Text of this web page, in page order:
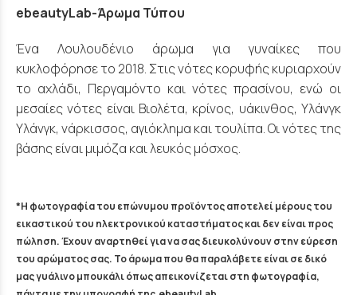
ebeautyLab-Άρωμα Τύπου
Ένα Λουλουδένιο άρωμα για γυναίκες που
κυκλοφόρησε το 2018. Στις νότες κορυφής κυριαρχούν
το αχλάδι, Περγαμόντο και νότες πρασίνου, ενώ οι
μεσαίες νότες είναι Βιολέτα, κρίνος, υάκινθος, Υλάνγκ
Υλάνγκ, νάρκισσος, αγιόκλημα και τουλίπα. Οι νότες της
βάσης είναι μιμόζα και λευκός μόσχος.
*Η φωτογραφία του επώνυμου προϊόντος αποτελεί μέρους του
εικαστικού του ηλεκτρονικού καταστήματος και δεν είναι προς
πώληση. Έχουν αναρτηθεί για να σας διευκολύνουν στην εύρεση
του αρώματος σας. Το άρωμα που θα παραλάβετε είναι σε δικό
μας γυάλινο μπουκάλι όπως απεικονίζεται στη φωτογραφία,